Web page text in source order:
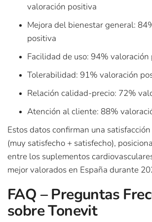
valoración positiva
Mejora del bienestar general:
positiva
Facilidad de uso: 94% valoración
Tolerabilidad: 91% valoración
Relación calidad-precio: 72%
Atención al cliente: 88%
Estos datos confirman una
(muy satisfecho + satisfecho),
entre los suplementos
mejor valorados en España durante
FAQ – Preguntas
sobre Tonevit